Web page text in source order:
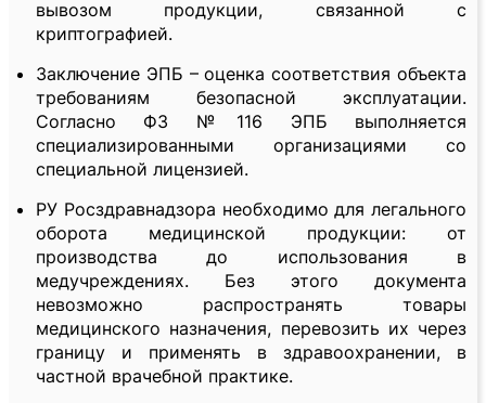
вывозом продукции, связанной с
криптографией.
Заключение ЭПБ – оценка соответствия объекта
требованиям безопасной эксплуатации.
Согласно ФЗ №116 ЭПБ выполняется
специализированными организациями со
специальной лицензией.
РУ Росздравнадзора необходимо для легального
оборота медицинской продукции: от
производства до использования в
медучреждениях. Без этого документа
невозможно распространять товары
медицинского назначения, перевозить их через
границу и применять в здравоохранении, в
частной врачебной практике.